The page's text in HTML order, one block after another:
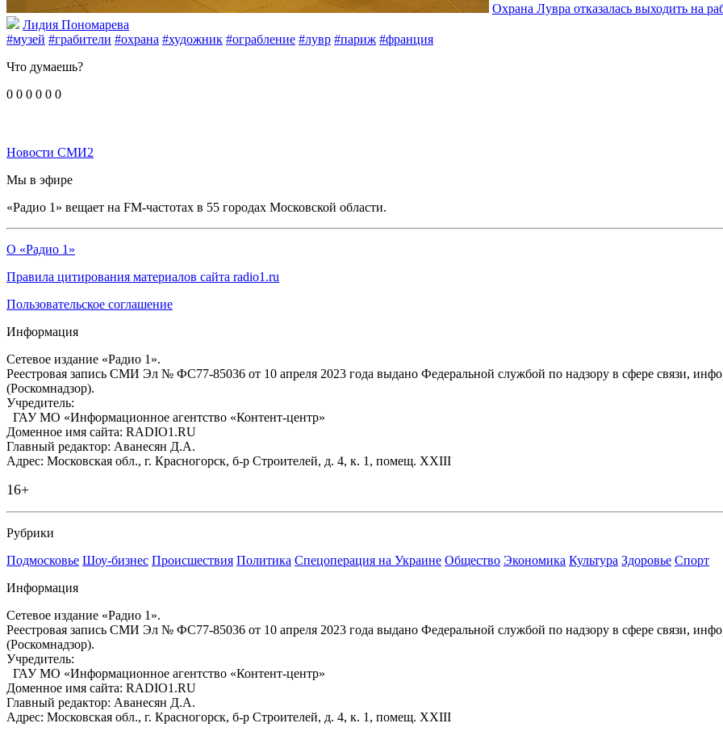
Охрана Лувра отказалась выходить на
Лидия Пономарева
#музей #грабители #охрана #художник #ограбление #лувр #париж #франция
Что думаешь?
0 0 0 0 0 0
Новости СМИ2
Мы в эфире
«Радио 1» вещает на FM-частотах в 55 городах Московской области.
О «Радио 1»
Правила цитирования материалов сайта radio1.ru
Пользовательское соглашение
Информация
Сетевое издание «Радио 1».
Реестровая запись СМИ Эл № ФС77-85036 от 10 апреля 2023 года выдано Федеральной службой по надзору в сфере связи,
(Роскомнадзор).
Учредитель:
ГАУ МО «Информационное агентство «Контент-центр»
Доменное имя сайта: RADIO1.RU
Главный редактор: Аванесян Д.А.
Адрес: Московская обл., г. Красногорск, б-р Строителей, д. 4, к. 1, помещ. XXIII
16+
Рубрики
Подмосковье Шоу-бизнес Происшествия Политика Спецоперация на Украине Общество Экономика Культура Здоровье Спорт
Информация
Сетевое издание «Радио 1».
Реестровая запись СМИ Эл № ФС77-85036 от 10 апреля 2023 года выдано Федеральной службой по надзору в сфере связи,
(Роскомнадзор).
Учредитель:
ГАУ МО «Информационное агентство «Контент-центр»
Доменное имя сайта: RADIO1.RU
Главный редактор: Аванесян Д.А.
Адрес: Московская обл., г. Красногорск, б-р Строителей, д. 4, к. 1, помещ. XXIII